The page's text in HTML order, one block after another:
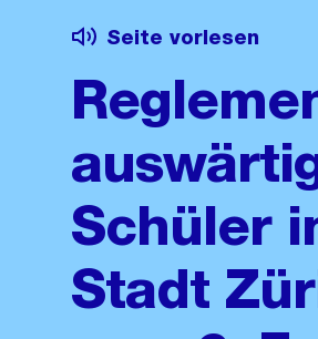
Seite vorlesen
Schüler
Stadt